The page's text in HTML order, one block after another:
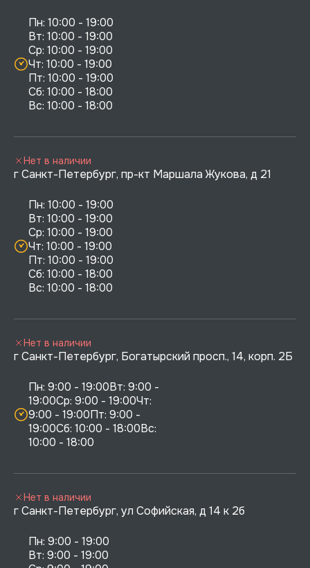
Пн: 10:00 - 19:00
Вт: 10:00 - 19:00
Ср: 10:00 - 19:00
Чт: 10:00 - 19:00
Пт: 10:00 - 19:00
Сб: 10:00 - 18:00
г Санкт-Петербург, пр-кт Маршала Жукова, д 21
Пн: 10:00 - 19:00
Вт: 10:00 - 19:00
Ср: 10:00 - 19:00
Чт: 10:00 - 19:00
Пт: 10:00 - 19:00
Сб: 10:00 - 18:00
Нет в наличии
г Санкт-Петербург, Богатырский просп., 14, корп. 2Б
Пн: 9:00 - 19:00Вт: 9:00 -
19:00Ср: 9:00 - 19:00Чт:
9:00 - 19:00Пт: 9:00 -
19:00Сб: 10:00 - 18:00Вс:
10:00 - 18:00
Нет в наличии
г Санкт-Петербург, ул Софийская, д 14 к 2б
Пн: 9:00 - 19:00
Вт: 9:00 - 19:00
Нет в наличии